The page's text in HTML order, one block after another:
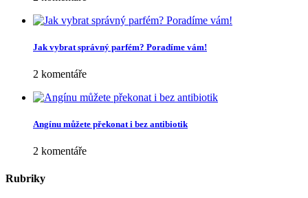
Jak vybrat správný parfém? Poradíme vám!
2 komentáře
Angínu můžete překonat i bez antibiotik
2 komentáře
Rubriky